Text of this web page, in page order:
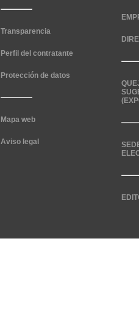
Transparencia
Perfil del contratante
Protección de datos
Mapa web
Aviso legal